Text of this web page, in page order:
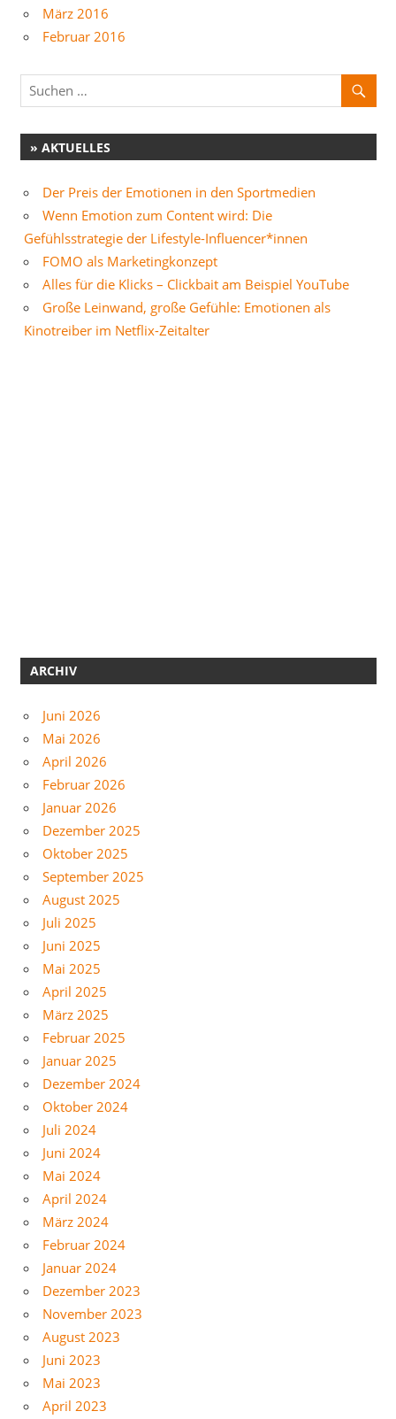
März 2016
Februar 2016
» AKTUELLES
Der Preis der Emotionen in den Sportmedien
Wenn Emotion zum Content wird: Die
Gefühlsstrategie der Lifestyle-Influencer*innen
FOMO als Marketingkonzept
Alles für die Klicks – Clickbait am Beispiel YouTube
Große Leinwand, große Gefühle: Emotionen als
Kinotreiber im Netflix-Zeitalter
ARCHIV
Juni 2026
Mai 2026
April 2026
Februar 2026
Januar 2026
Dezember 2025
Oktober 2025
September 2025
August 2025
Juli 2025
Juni 2025
Mai 2025
April 2025
März 2025
Februar 2025
Januar 2025
Dezember 2024
Oktober 2024
Juli 2024
Juni 2024
Mai 2024
April 2024
März 2024
Februar 2024
Januar 2024
Dezember 2023
November 2023
August 2023
Juni 2023
Mai 2023
April 2023